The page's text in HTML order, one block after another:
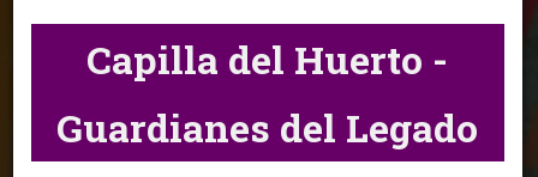
Capilla del Huerto -
Guardianes del Legado